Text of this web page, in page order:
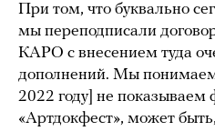
При том, что буквально
мы переподписали
КАРО с внесением туда
дополнений. Мы
2022 году] не
«Артдокфест», может